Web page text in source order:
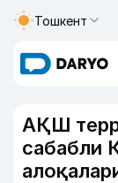
Тошкент
АҚШ
сабабли